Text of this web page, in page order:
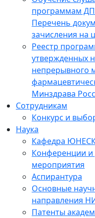
программам
Перечень
зачисления на
Реестр
утвержденных
непрерывного
Минздрава
Сотрудникам
Конкурс и
Наука
Кафедра
Конференции и
мероприятия
Аспирантура
Основные
направления
Патенты